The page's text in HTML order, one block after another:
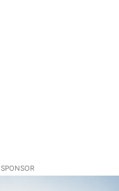
SPONSOR